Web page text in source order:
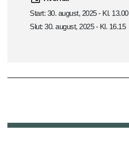
Start: 30. august, 2025 - Kl. 13.00
Slut: 30. august, 2025 - Kl. 16.15